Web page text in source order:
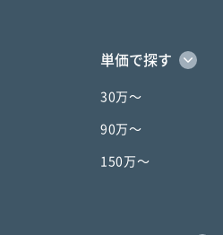
単価で探す
30万〜
90万〜
150万〜